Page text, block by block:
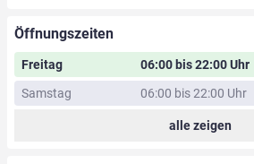
Öffnungszeiten
Freitag
06:00 bis 22:00 Uhr
Samstag
06:00 bis 22:00 Uhr
alle zeigen